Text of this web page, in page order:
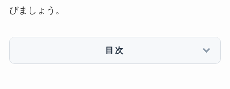
びましょう。
目次